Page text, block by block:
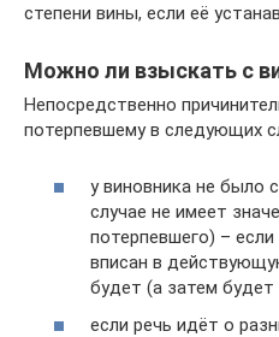
степени вины, если её
Можно ли взыскать с
Непосредственно
потерпевшему в следующих
у виновника не было
случае не имеет
потерпевшего) –
вписан в
будет (а затем будет
если речь идёт о